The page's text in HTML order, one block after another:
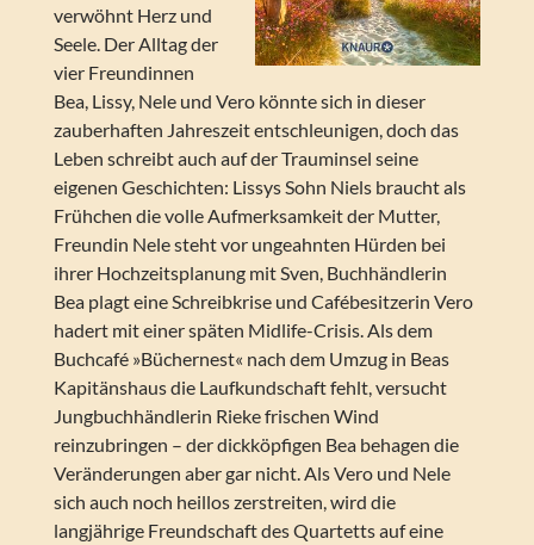
verwöhnt Herz und
Seele. Der Alltag der
vier Freundinnen
Bea, Lissy, Nele und Vero könnte sich in dieser
zauberhaften Jahreszeit entschleunigen, doch das
Leben schreibt auch auf der Trauminsel seine
eigenen Geschichten: Lissys Sohn Niels braucht als
Frühchen die volle Aufmerksamkeit der Mutter,
Freundin Nele steht vor ungeahnten Hürden bei
ihrer Hochzeitsplanung mit Sven, Buchhändlerin
Bea plagt eine Schreibkrise und Cafébesitzerin Vero
hadert mit einer späten Midlife-Crisis. Als dem
Buchcafé »Büchernest« nach dem Umzug in Beas
Kapitänshaus die Laufkundschaft fehlt, versucht
Jungbuchhändlerin Rieke frischen Wind
reinzubringen – der dickköpfigen Bea behagen die
Veränderungen aber gar nicht. Als Vero und Nele
sich auch noch heillos zerstreiten, wird die
langjährige Freundschaft des Quartetts auf eine